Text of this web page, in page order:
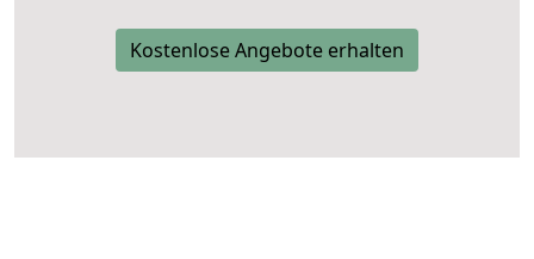
Kostenlose Angebote erhalten